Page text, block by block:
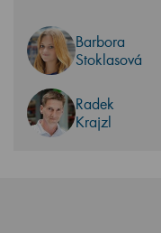
Barbora
Stoklasová
Radek
Krajzl